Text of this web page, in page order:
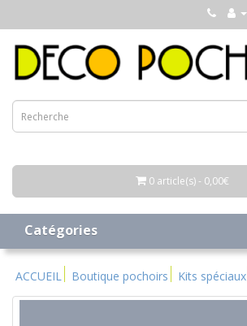
0 article(s) - 0,00€
Catégories
ACCUEIL Boutique pochoirs Kits spéciaux